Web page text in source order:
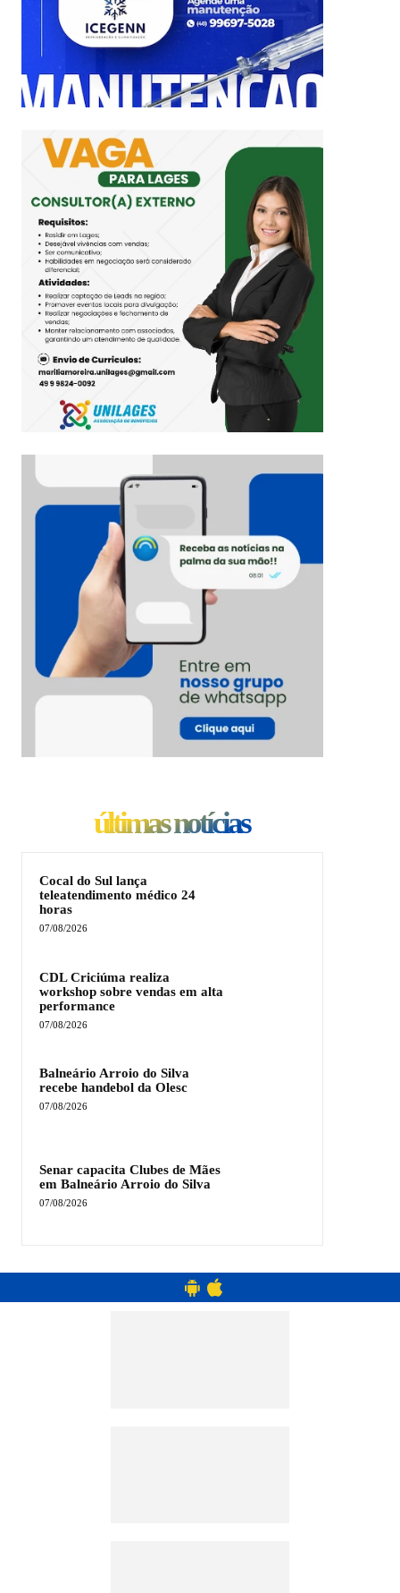
últimas notícias
Cocal do Sul lança
teleatendimento médico 24
horas
07/08/2026
CDL Criciúma realiza
workshop sobre vendas em alta
performance
07/08/2026
Balneário Arroio do Silva
recebe handebol da Olesc
07/08/2026
Senar capacita Clubes de Mães
em Balneário Arroio do Silva
07/08/2026